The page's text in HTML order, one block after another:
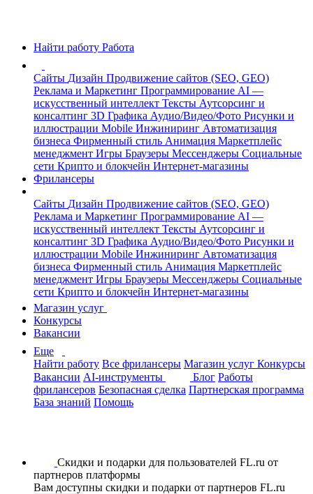
Найти работу Работа
Сайты Дизайн Продвижение сайтов (SEO, GEO)
Реклама и Маркетинг Программирование AI —
искусственный интеллект Тексты Аутсорсинг и
консалтинг 3D Графика Аудио/Видео/Фото Рисунки и
иллюстрации Mobile Инжиниринг Автоматизация
бизнеса Фирменный стиль Анимация Маркетплейс
менеджмент Игры Браузеры Мессенджеры Социальные
сети Крипто и блокчейн Интернет-магазины
Фрилансеры
Сайты Дизайн Продвижение сайтов (SEO, GEO)
Реклама и Маркетинг Программирование AI —
искусственный интеллект Тексты Аутсорсинг и
консалтинг 3D Графика Аудио/Видео/Фото Рисунки и
иллюстрации Mobile Инжиниринг Автоматизация
бизнеса Фирменный стиль Анимация Маркетплейс
менеджмент Игры Браузеры Мессенджеры Социальные
сети Крипто и блокчейн Интернет-магазины
Магазин услуг
Конкурсы
Вакансии
Еще
Найти работу Все фрилансеры Магазин услуг Конкурсы
Вакансии AI-инструменты Блог Работы
фрилансеров Безопасная сделка Партнерская программа
База знаний Помощь
Скидки и подарки для пользователей FL.ru от
партнеров платформы
Вам доступны скидки и подарки от партнеров FL.ru